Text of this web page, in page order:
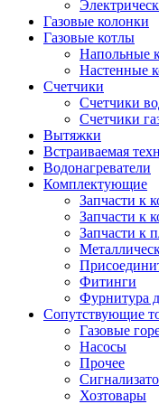
Газовые колонки
Газовые котлы
Напольные
Настенные
Счетчики
Счетчики
Счетчики
Вытяжки
Встраиваемая
Водонагреватели
Комплектующие
Запчасти к
Запчасти к
Запчасти к
Фитинги
Фурнитура
Сопутствующие
Газовые
Насосы
Прочее
Хозтовары